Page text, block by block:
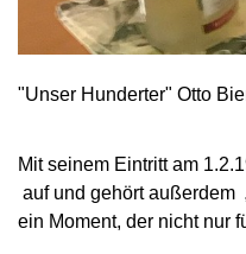
"Unser Hunderter" Otto
Mit seinem Eintritt am
auf und gehört außerdem
ein Moment, der nicht nur